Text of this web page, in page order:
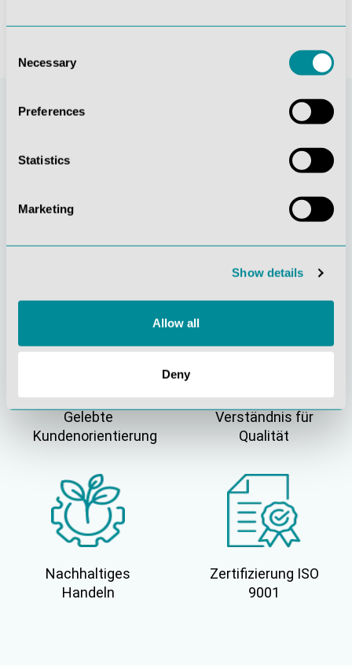
Selection
Necessary
Preferences
Statistics
Marketing
Show details
Allow all
Deny
Verantwortung
Gelebte
Kundenorientierung
Verständnis für
Qualität
Nachhaltiges
Handeln
Zertifizierung ISO
9001